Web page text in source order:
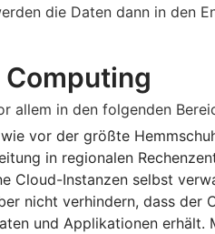
die Daten dann in den
allem in den folgenden
vor der größte
in regionalen
Cloud-Instanzen selbst
nicht verhindern, dass der
und Applikationen erhält.